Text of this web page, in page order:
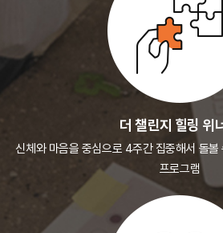
더 챌린지 힐링 위
신체와 마음을 중심으로 4주간 집중해서 돌볼
프로그램